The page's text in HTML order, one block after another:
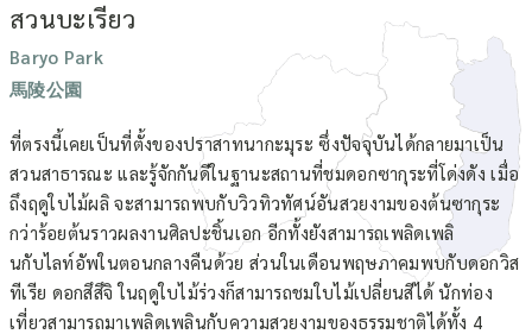
สวนบะเรียว
Baryo Park
馬陵公園
ที่ตรงนี้เคยเป็นที่ตั้งของปราสาทนากะมุระ ซึ่งปัจจุบันได้กลายมาเป็น
สวนสาธารณะ และรู้จักกันดีในฐานะสถานที่ชมดอกซากุระที่โด่งดัง เมื่อ
ถึงฤดูใบไม้ผลิ จะสามารถพบกับวิวทิวทัศน์อันสวยงามของต้นซากุระ
กว่าร้อยต้นราวผลงานศิลปะชิ้นเอก อีกทั้งยังสามารถเพลิดเพลิ
นกับไลท์อัพในตอนกลางคืนด้วย ส่วนในเดือนพฤษภาคมพบกับดอกวิส
ทีเรีย ดอกสึสึจิ ในฤดูใบไม้ร่วงก็สามารถชมใบไม้เปลี่ยนสีได้ นักท่อง
เที่ยวสามารถมาเพลิดเพลินกับความสวยงามของธรรมชาติได้ทั้ง 4